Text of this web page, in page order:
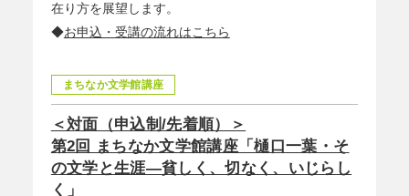
在り方を展望します。
◆お申込・受講の流れはこちら
まちなか文学館講座
＜対面（申込制/先着順）＞
第2回 まちなか文学館講座「樋口一葉・そ
の文学と生涯―貧しく、切なく、いじらし
く」